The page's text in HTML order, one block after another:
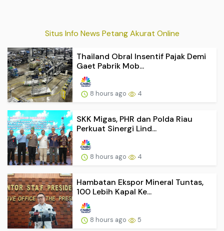
Situs Info News Petang Akurat Online
Thailand Obral Insentif Pajak Demi
Gaet Pabrik Mob...
8 hours ago 4
SKK Migas, PHR dan Polda Riau
Perkuat Sinergi Lind...
8 hours ago 4
Hambatan Ekspor Mineral Tuntas,
100 Lebih Kapal Ke...
8 hours ago 5